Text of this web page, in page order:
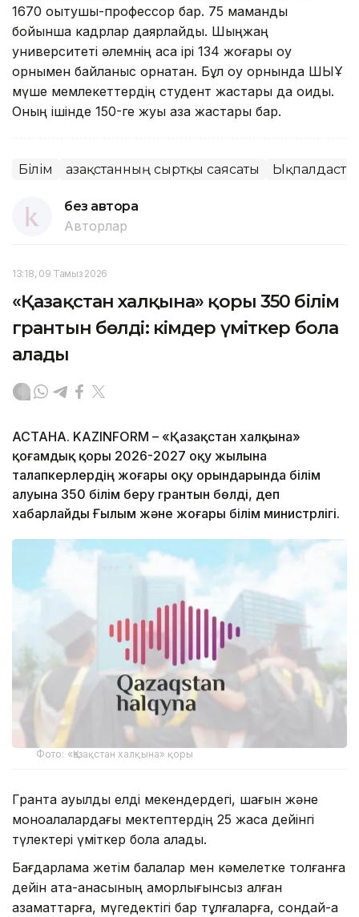
1670 оқытушы-профессор бар. 75 мамандық
бойынша кадрлар даярлайды. Шыңжаң
университеті әлемнің аса ірі 134 жоғары оқу
орнымен байланыс орнатқан. Бұл оқу орнында ШЫҰ
мүше мемлекеттердің студент жастары да оқиды.
Оның ішінде 150-ге жуық қазақ жастары бар.
Білім Қазақстанның сыртқы саясаты
без автора
Авторлар
13:18, 09 Тамыз 2026
«Қазақстан халқына» қоры 350 білім
грантын бөлді: кімдер үміткер бола
алады
АСТАНА. KAZINFORM – «Қазақстан халқына»
қоғамдық қоры 2026-2027 оқу жылына
талапкерлердің жоғары оқу орындарында білім
алуына 350 білім беру грантын бөлді, деп
хабарлайды Ғылым және жоғары білім министрлігі.
Фото: «Қазақстан халқына» қоры
Грантқа ауылдық елді мекендердегі, шағын және
моноқалалардағы мектептердің 25 жасқа дейінгі
түлектері үміткер бола алады.
Бағдарлама жетім балалар мен кәмелетке толғанға
дейін ата-анасының қамқорлығынсыз қалған
азаматтарға, мүгедектігі бар тұлғаларға, сондай-ақ